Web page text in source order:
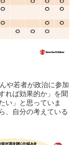
や若者が政治に参加
れば効果的か」 を聞
い」と思っていま
、自分の考えている